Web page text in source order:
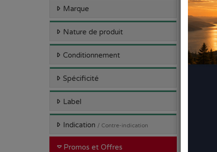
Marque
Nature de produit
Conditionnement
Spécificité
Label
Indication / Contre-indication
Promos et Offres